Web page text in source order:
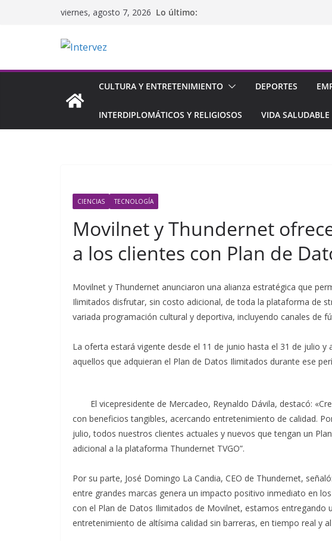
viernes, agosto 7, 2026 Lo último:
CULTURA Y ENTRETENIMIENTO DEPORTES
INTERDIPLOMÁTICOS Y RELIGIOSOS VIDA SALUDABLE
CIENCIAS TECNOLOGÍA
Movilnet y Thundernet
a los clientes con Plan de
Movilnet y Thundernet anunciaron una alianza estratégica que
Ilimitados disfrutar, sin costo adicional, de toda la plataforma de
variada programación cultural y deportiva, incluyendo canales de
La oferta estará vigente desde el 11 de junio hasta el 31 de julio
aquellos que adquieran el Plan de Datos Ilimitados durante ese
El vicepresidente de Mercadeo, Reynaldo Dávila, destacó:
con beneficios tangibles, acercando entretenimiento de calidad.
julio, todos nuestros clientes actuales y nuevos que tengan un
adicional a la plataforma Thundernet TVGO”.
Por su parte, José Domingo La Candia, CEO de Thundernet,
entre grandes marcas genera un impacto positivo inmediato en
con el Plan de Datos Ilimitados de Movilnet, estamos entregando
entretenimiento de altísima calidad sin barreras, en tiempo real y al